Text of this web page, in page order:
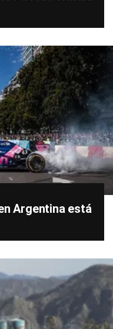
Argentina está